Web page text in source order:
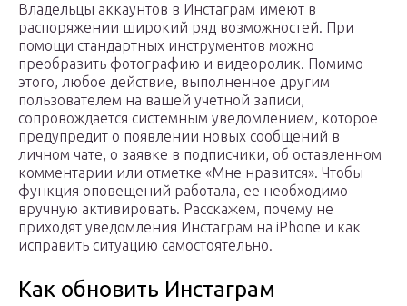
Владельцы аккаунтов в Инстаграм имеют в
распоряжении широкий ряд возможностей. При
помощи стандартных инструментов можно
преобразить фотографию и видеоролик. Помимо
этого, любое действие, выполненное другим
пользователем на вашей учетной записи,
сопровождается системным уведомлением, которое
предупредит о появлении новых сообщений в
личном чате, о заявке в подписчики, об оставленном
комментарии или отметке «Мне нравится». Чтобы
функция оповещений работала, ее необходимо
вручную активировать. Расскажем, почему не
приходят уведомления Инстаграм на iPhone и как
исправить ситуацию самостоятельно.
Как обновить Инстаграм